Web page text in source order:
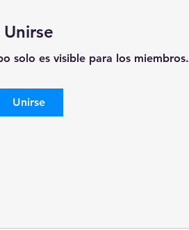
Unirse
solo es visible para los miembros.
Unirse